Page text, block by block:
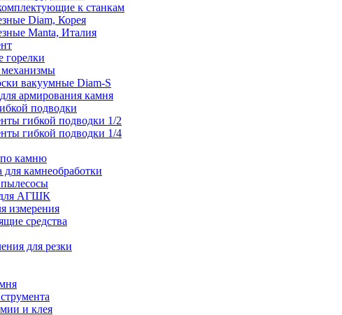
к станкам
Diam, Корея
Manta, Италия
горелки
вакуумные Diam-S
армирования камня
подводки
гибкой подводки 1/2
гибкой подводки 1/4
камню
камнеобработки
АГШК
измерения
средства
для резки
и клея